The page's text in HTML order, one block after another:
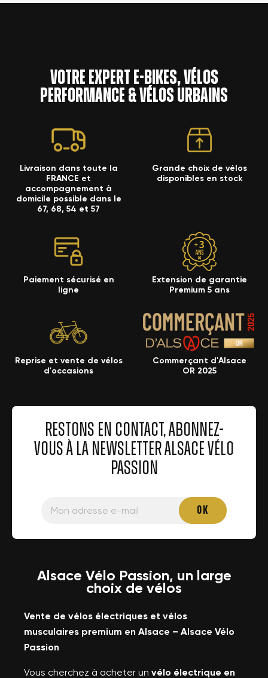
Votre expert e-bikes, vélos
performance & vélos urbains
Livraison dans toute la
FRANCE et
accompagnement à
domicile possible dans le
67, 68, 54 et 57
Grande choix de vélos
disponibles en stock
Paiement sécurisé en
ligne
Extension de garantie
Premium 5 ans
Reprise et vente de vélos
d'occasions
Commerçant d'Alsace
OR 2025
RESTONS EN CONTACT, ABONNEZ-
VOUS À LA NEWSLETTER ALSACE VÉLO
PASSION
Alsace Vélo Passion, un large
choix de vélos
Vente de vélos électriques et vélos
musculaires premium en Alsace – Alsace Vélo
Passion
Vous cherchez à acheter un vélo électrique en